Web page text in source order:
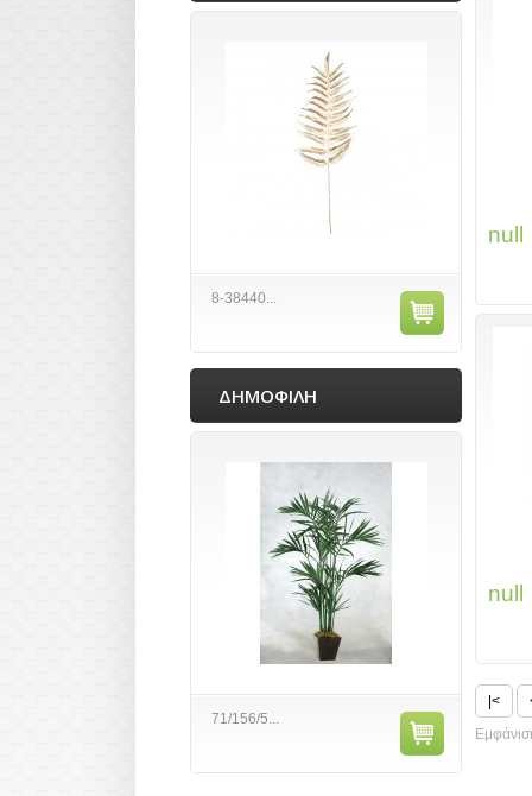
8-38440...
ΔΗΜΟΦΙΛΗ
71/156/5...
null
null
|<